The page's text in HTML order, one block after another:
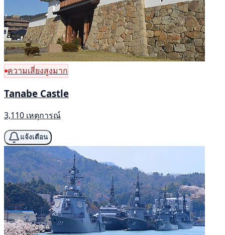
ความเสี่ยงสูงมาก
Tanabe Castle
3,110 เหตุการณ์
แจ้งเตือน